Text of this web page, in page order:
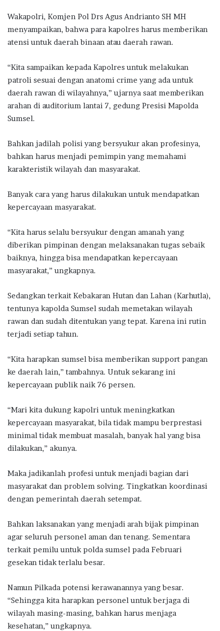
Wakapolri, Komjen Pol Drs Agus Andrianto SH MH
menyampaikan, bahwa para kapolres harus memberikan
atensi untuk daerah binaan atau daerah rawan.
“Kita sampaikan kepada Kapolres untuk melakukan
patroli sesuai dengan anatomi crime yang ada untuk
daerah rawan di wilayahnya,” ujarnya saat memberikan
arahan di auditorium lantai 7, gedung Presisi Mapolda
Sumsel.
Bahkan jadilah polisi yang bersyukur akan profesinya,
bahkan harus menjadi pemimpin yang memahami
karakteristik wilayah dan masyarakat.
Banyak cara yang harus dilakukan untuk mendapatkan
kepercayaan masyarakat.
“Kita harus selalu bersyukur dengan amanah yang
diberikan pimpinan dengan melaksanakan tugas sebaik
baiknya, hingga bisa mendapatkan kepercayaan
masyarakat,” ungkapnya.
Sedangkan terkait Kebakaran Hutan dan Lahan (Karhutla),
tentunya kapolda Sumsel sudah memetakan wilayah
rawan dan sudah ditentukan yang tepat. Karena ini rutin
terjadi setiap tahun.
“Kita harapkan sumsel bisa memberikan support pangan
ke daerah lain,” tambahnya. Untuk sekarang ini
kepercayaan publik naik 76 persen.
“Mari kita dukung kapolri untuk meningkatkan
kepercayaan masyarakat, bila tidak mampu berprestasi
minimal tidak membuat masalah, banyak hal yang bisa
dilakukan,” akunya.
Maka jadikanlah profesi untuk menjadi bagian dari
masyarakat dan problem solving. Tingkatkan koordinasi
dengan pemerintah daerah setempat.
Bahkan laksanakan yang menjadi arah bijak pimpinan
agar seluruh personel aman dan tenang. Sementara
terkait pemilu untuk polda sumsel pada Februari
gesekan tidak terlalu besar.
Namun Pilkada potensi kerawanannya yang besar.
“Sehingga kita harapkan personel untuk berjaga di
wilayah masing-masing, bahkan harus menjaga
kesehatan,” ungkapnya.